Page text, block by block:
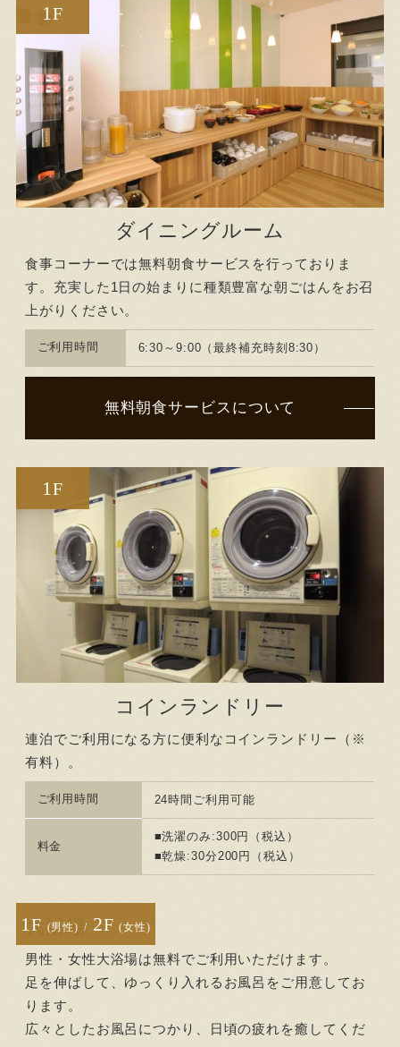
1F
ダイニングルーム
食事コーナーでは無料朝食サービスを行っておりま
す。充実した1日の始まりに種類豊富な朝ごはんをお召
上がりください。
ご利用時間 6:30～9:00（最終補充時刻8:30）
無料朝食サービスについて
1F
コインランドリー
連泊でご利用になる方に便利なコインランドリー（※
有料）。
ご利用時間 24時間ご利用可能
料金
■洗濯のみ:300円（税込）
■乾燥:30分200円（税込）
1F (男性) / 2F(女性)
大浴場
男性・女性大浴場は無料でご利用いただけます。
足を伸ばして、ゆっくり入れるお風呂をご用意してお
ります。
広々としたお風呂につかり、日頃の疲れを癒してくだ